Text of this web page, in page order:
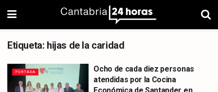
Etiqueta: hijas de la caridad
PORTADA
Ocho de cada diez personas
atendidas por la Cocina